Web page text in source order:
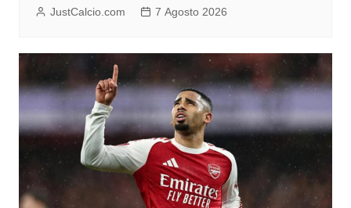
JustCalcio.com 7 Agosto 2026